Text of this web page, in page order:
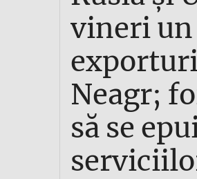
vineri un
Neagr;
să se